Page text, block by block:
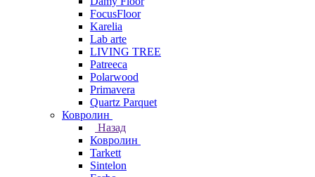
FocusFloor
Karelia
Lab arte
LIVING TREE
Patreeca
Polarwood
Primavera
Quartz Parquet
Ковролин
Назад
Ковролин
Tarkett
Sintelon